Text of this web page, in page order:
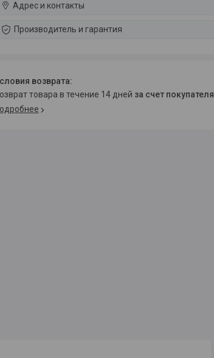
Адрес и контакты
Производитель и гарантия
возврат товара в течение 14 дней за счет покупателя